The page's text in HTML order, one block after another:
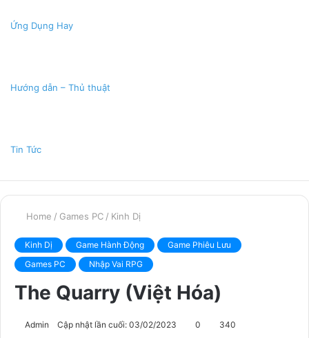
Ứng Dụng Hay
Hướng dẫn – Thủ thuật
Tin Tức
Home / Games PC / Kinh Dị
Kinh Dị Game Hành Động
Game Phiêu Lưu
Games PC
Nhập Vai RPG
The Quarry (Việt Hóa)
Admin Cập nhật lần cuối: 03/02/2023 0 340